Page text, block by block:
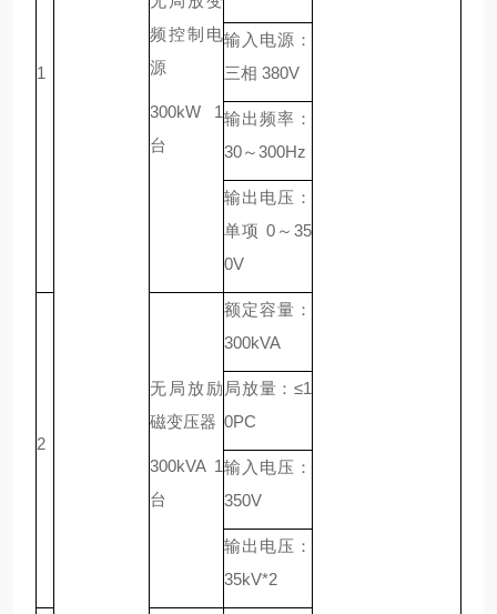
1
频控制电
源
300kW 1
台
输入电源：
三相 380V
输出频率：
30～300Hz
输出电压：
单项 0～35
0V
2
无局放励
磁变压器
300kVA 1
台
额定容量：
300kVA
局放量：≤1
0PC
输入电压：
350V
输出电压：
35kV*2